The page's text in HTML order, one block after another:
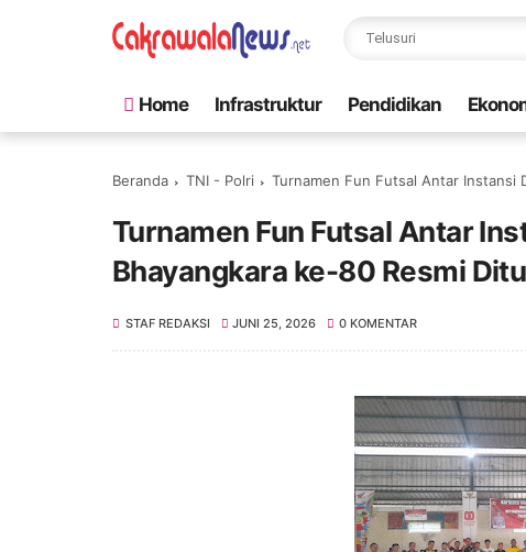
Home Infrastruktur Pendidikan
Beranda TNI - Polri Turnamen Fun Futsal Antar Instansi
Turnamen Fun Futsal Antar
Bhayangkara ke-80 Resmi
STAF REDAKSI JUNI 25, 2026 0 KOMENTAR